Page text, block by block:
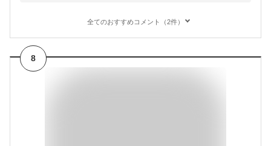
全てのおすすめコメント（2件）
8